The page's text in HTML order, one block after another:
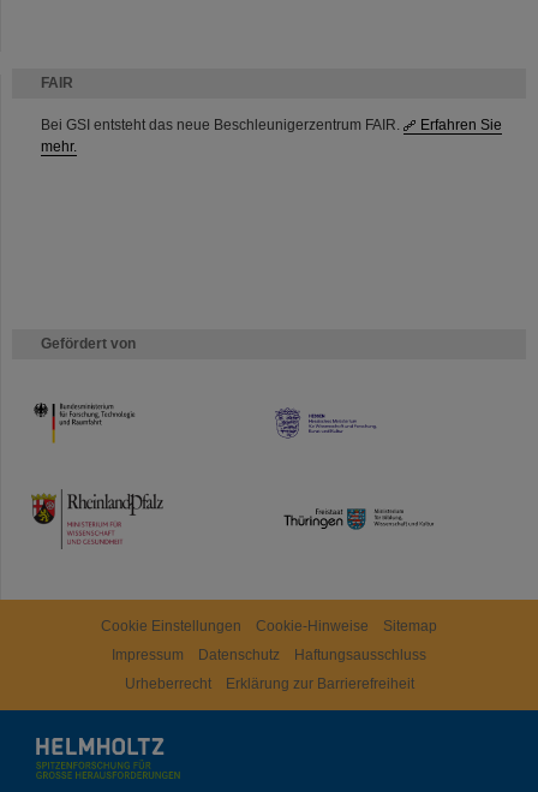
FAIR
Bei GSI entsteht das neue Beschleunigerzentrum FAIR.
Erfahren Sie
mehr.
Gefördert von
HMWK
TMWWDG
Cookie Einstellungen Cookie-Hinweise
Sitemap
Impressum
Datenschutz
Haftungsausschluss
Urheberrecht
Erklärung zur Barrierefreiheit